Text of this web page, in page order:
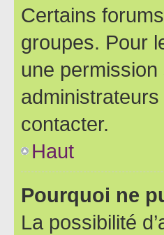
Certains
groupes. Pour
une
contacter.
Haut
Pourquoi ne
La possibilité